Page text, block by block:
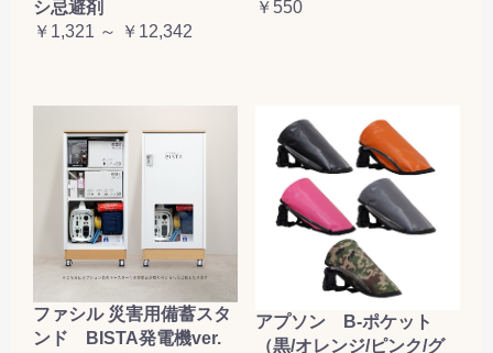
お買い物を続ける
シ忌避剤
￥1,321 ～ ￥12,342
￥550
ファシル 災害用備蓄スタ
ンド BISTA発電機ver.
アプソン B-ポケット
（黒/オレンジ/ピンク/グ